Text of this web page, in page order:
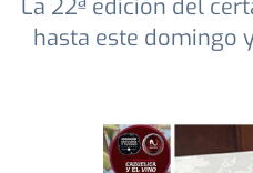
La 22ª edición del
hasta este domingo